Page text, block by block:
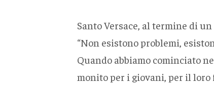
Santo Versace, al termine di
“Non esistono problemi,
Quando abbiamo cominciato
monito per i giovani, per il